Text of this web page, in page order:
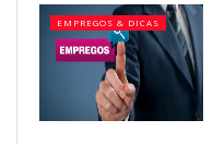
EMPREGOS & DICAS